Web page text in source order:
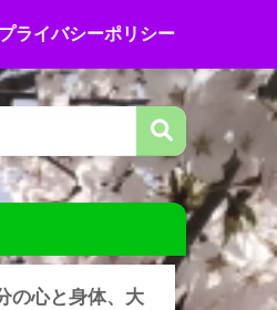
プライバシーポリシー
の心と身体、大